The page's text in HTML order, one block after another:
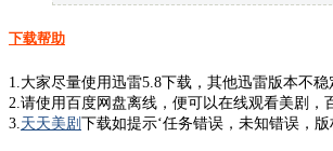
下载帮助
1.大家尽量使用迅雷5.8下载，其他迅雷版本不
2.请使用百度网盘离线，便可以在线观看美剧
3.天天美剧 下载如提示‘任务错误，未知错误，